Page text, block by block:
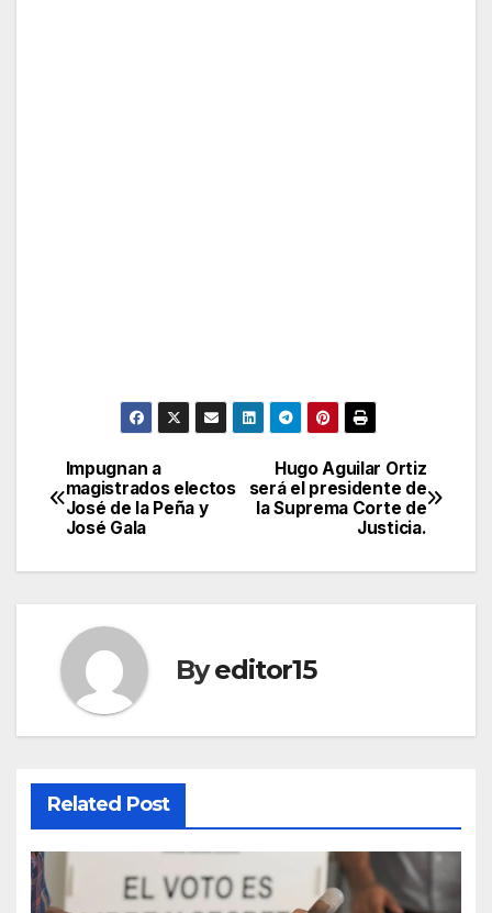
Post
navigation
Hugo Aguilar Ortiz
será el presidente de
la Suprema Corte de
Justicia.
Impugnan a
magistrados electos
José de la Peña y
José Gala
Byeditor15
Related Post